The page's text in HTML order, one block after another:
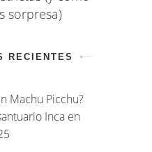
sorpresa)
RECIENTES
Machu Picchu?
Inca en